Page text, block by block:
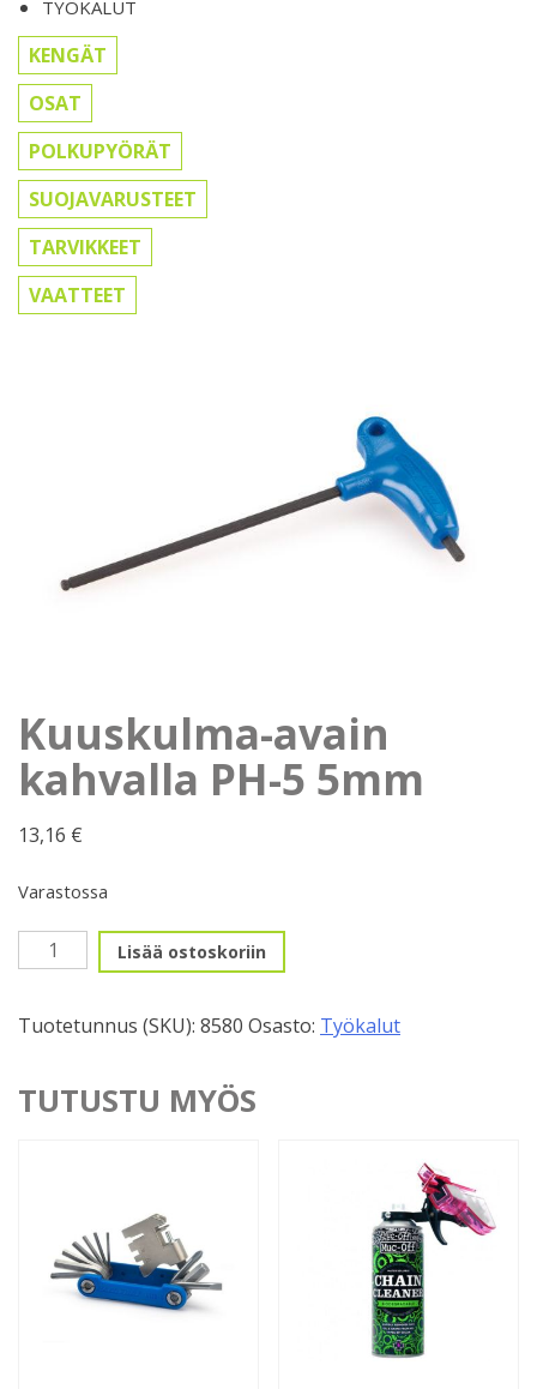
TYÖKALUT
KENGÄT
OSAT
POLKUPYÖRÄT
SUOJAVARUSTEET
TARVIKKEET
VAATTEET
Kuuskulma-avain
kahvalla PH-5 5mm
13,16 €
Varastossa
Kuuskulma-
avain
PH-
5mm
määrä
Lisää ostoskoriin
Tuotetunnus (SKU): 8580 Osasto: Työkalut
TUTUSTU MYÖS